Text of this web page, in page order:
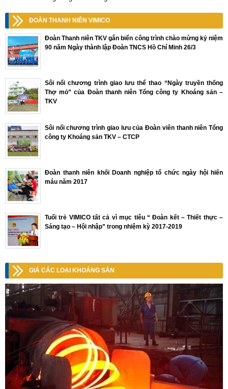
ĐOÀN THANH NIÊN VIMICO
Đoàn Thanh niên TKV gắn biển công trình chào mừng kỷ niệm
90 năm Ngày thành lập Đoàn TNCS Hồ Chí Minh 26/3
Sôi nổi chương trình giao lưu thể thao “Ngày truyền thống
Thợ mỏ” của Đoàn thanh niên Tổng công ty Khoáng sản –
TKV
Sôi nổi chương trình giao lưu của Đoàn viên thanh niên Tổng
công ty Khoáng sản TKV – CTCP
Đoàn thanh niên khối Doanh nghiệp tổ chức ngày hội hiến
máu năm 2017
Tuổi trẻ VIMICO tất cả vì mục tiêu “ Đoàn kết – Thiết thực –
Sáng tạo – Hội nhập” trong nhiệm kỳ 2017-2019
GIÁ CÁC LOẠI KHOÁNG SẢN